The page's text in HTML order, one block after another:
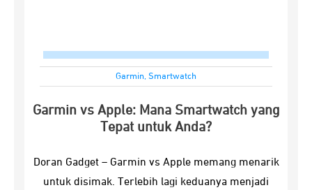
Garmin, Smartwatch
Garmin vs Apple: Mana Smartwatch yang
Tepat untuk Anda?
Doran Gadget – Garmin vs Apple memang menarik
untuk disimak. Terlebih lagi keduanya menjadi